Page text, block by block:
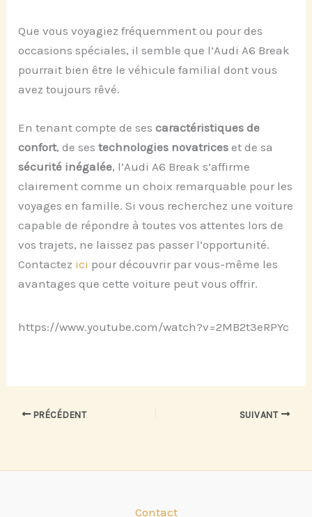
Que vous voyagiez fréquemment ou pour des
occasions spéciales, il semble que l’Audi A6 Break
pourrait bien être le véhicule familial dont vous
avez toujours rêvé.
En tenant compte de sescaractéristiques de
confort, de sestechnologies novatrices et de sa
sécurité inégalée, l’Audi A6 Break s’affirme
clairement comme un choix remarquable pour les
voyages en famille. Si vous recherchez une voiture
capable de répondre à toutes vos attentes lors de
vos trajets, ne laissez pas passer l’opportunité.
Contactez ici pour découvrir par vous-même les
avantages que cette voiture peut vous offrir.
https://www.youtube.com/watch?v=2MB2t3eRPYc
PRÉCÉDENT SUIVANT
Contact